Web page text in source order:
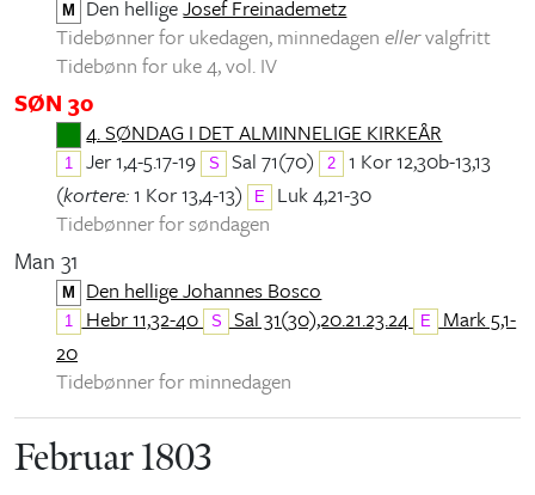
M Den helligeJosef Freinademetz
Tidebønner for ukedagen, minnedagen ellervalgfritt
Tidebønn for uke 4, vol. IV
SØN 30
4. SØNDAG I DET ALMINNELIGE KIRKEÅR
1 Jer 1,4-5.17-19 S Sal 71(70) 2
1 Kor 12,30b-13,13
(kortere:1 Kor 13,4-13) E
Luk 4,21-30
Tidebønner for søndagen
Man 31
M Den hellige Johannes Bosco
1 Hebr 11,32-40 S Sal 31(30),20.21.23.24 E
Mark 5,1-
20
Tidebønner for minnedagen
Februar 1803